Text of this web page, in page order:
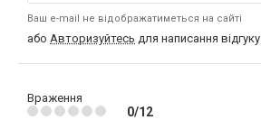
Ваш e-mail не відображатиметься на сайті
або Авторизуйтесь для написання відгуку
Враження
0/12